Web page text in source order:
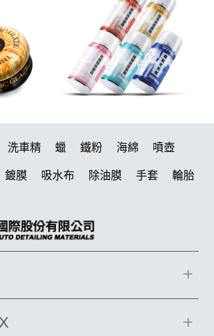
洗車精 蠟 鐵粉 海綿 噴壺
鍍膜 吸水布 除油膜 手套 輪胎
鍍膜劑 拋光
K-WAX CS 封體維護劑 II代